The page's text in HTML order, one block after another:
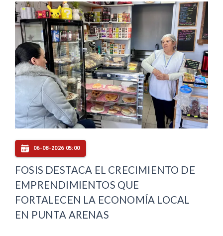
06-08-2026 05:00
FOSIS DESTACA EL CRECIMIENTO DE
EMPRENDIMIENTOS QUE
FORTALECEN LA ECONOMÍA LOCAL
EN PUNTA ARENAS